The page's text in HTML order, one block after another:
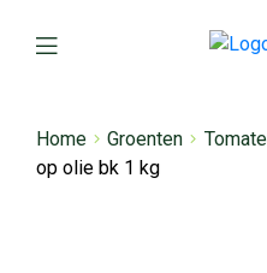
Home Groenten
op olie bk 1 kg